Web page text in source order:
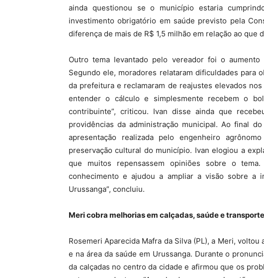
ainda questionou se o município estaria
investimento obrigatório em saúde previsto pela
diferença de mais de R$ 1,5 milhão em relação ao que
Outro tema levantado pelo vereador foi o
Segundo ele, moradores relataram dificuldades para
da prefeitura e reclamaram de reajustes elevados
entender o cálculo e simplesmente recebem o
contribuinte”, criticou. Ivan disse ainda que
providências da administração municipal. Ao final
apresentação realizada pelo engenheiro
preservação cultural do município. Ivan elogiou a
que muitos repensassem opiniões sobre o
conhecimento e ajudou a ampliar a visão sobre a
Urussanga”, concluiu.
Meri cobra melhorias em calçadas, saúde e
Rosemeri Aparecida Mafra da Silva (PL), a Meri,
e na área da saúde em Urussanga. Durante o
da calçadas no centro da cidade e afirmou que os